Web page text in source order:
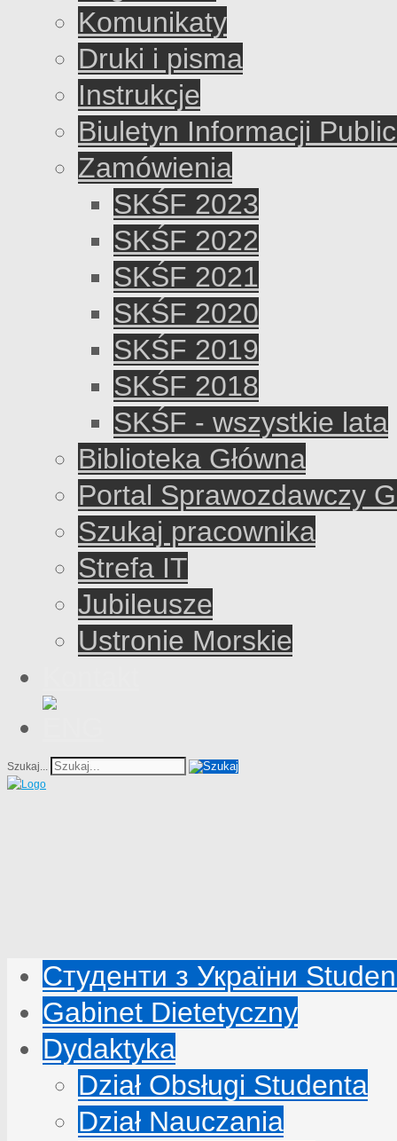
Komunikaty
Druki i pisma
Instrukcje
Biuletyn Informacji
Zamówienia
SKŚF 2023
SKŚF 2022
SKŚF 2021
SKŚF 2020
SKŚF 2019
SKŚF 2018
SKŚF - wszystkie lata
Biblioteka Główna
Portal Sprawozdawczy
Szukaj pracownika
Strefa IT
Jubileusze
Ustronie Morskie
Szukaj...
Студенти з України
Gabinet Dietetyczny
Dydaktyka
Dział Obsługi Studenta
Dział Nauczania